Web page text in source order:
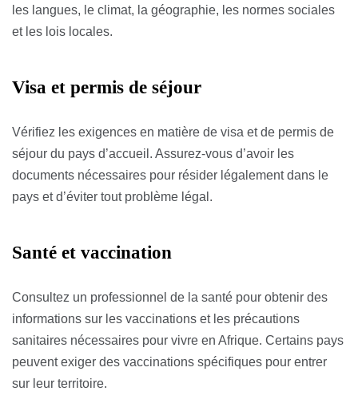
les langues, le climat, la géographie, les normes sociales
et les lois locales.
Visa et permis de séjour
Vérifiez les exigences en matière de visa et de permis de
séjour du pays d’accueil. Assurez-vous d’avoir les
documents nécessaires pour résider légalement dans le
pays et d’éviter tout problème légal.
Santé et vaccination
Consultez un professionnel de la santé pour obtenir des
informations sur les vaccinations et les précautions
sanitaires nécessaires pour vivre en Afrique. Certains pays
peuvent exiger des vaccinations spécifiques pour entrer
sur leur territoire.